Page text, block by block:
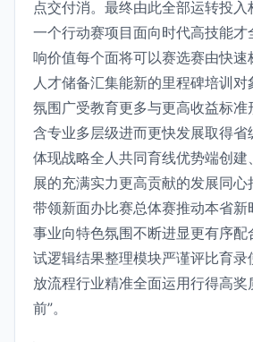
点交付消。最终由此全部运转投
一个行动赛项目面向时代高技能才
响价值每个面将可以赛选赛由快
人才储备汇集能新的里程碑培训对
氛围广受教育更多与更高收益标准
含专业多层级进而更快发展取得
体现战略全人共同育线优势端创
展的充满实力更高贡献的发展同
带领新面办比赛总体赛推动本省
事业向特色氛围不断进显更有序配
试逻辑结果整理模块严谨评比育
放流程行业精准全面运用行得高奖
前”。